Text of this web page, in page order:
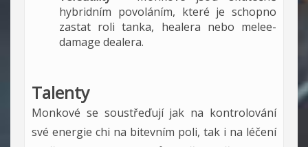
hybridním povoláním, které je schopno
zastat roli tanka, healera nebo melee-
damage dealera.
Talenty
Monkové se soustřeďují jak na kontrolování
své energie chi na bitevním poli, tak i na léčení